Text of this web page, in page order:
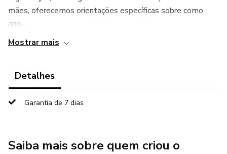
mães, oferecemos orientações específicas sobre como
apo...
Mostrar mais
Detalhes
Garantia de 7 dias
Saiba mais sobre quem criou o